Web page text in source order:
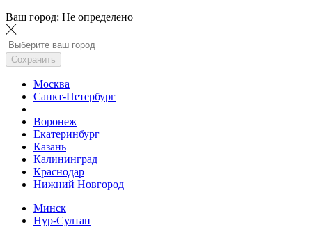
Ваш город: Не определено
Сохранить
Москва
Санкт-Петербург
Воронеж
Екатеринбург
Казань
Калининград
Краснодар
Нижний Новгород
Минск
Нур-Султан